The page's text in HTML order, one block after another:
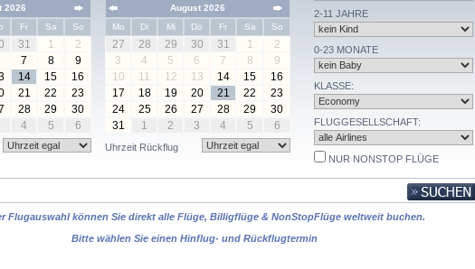
2026
Fr Sa So
31 1
2
7 8
9
14 15
16
21 22
23
28 29
30
4 5 6
August 2026
Mo
Di Mi Do Fr Sa So
27 28 29 30 31 1
2
3
4 5 6 7 8
9
10
11 12 13 14 15
16
17
18 19 20 21 22
23
24
25 26 27 28 29
30
31
1 2 3 4 5 6
Uhrzeit Rückflug
2-11 JAHRE
0-23 MONATE
KLASSE:
FLUGGESELLSCHAFT:
NUR NONSTOP FLÜGE
Flugauswahl können Sie direkt alle Flüge, Billigflüge & NonStopFlüge weltweit buchen.
Bitte wählen Sie einen Hinflug- und Rückflugtermin